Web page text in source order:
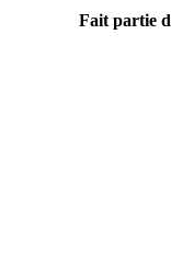
Fait partie